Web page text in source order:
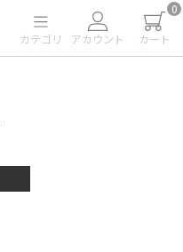
カテゴリ アカウント
0
カート